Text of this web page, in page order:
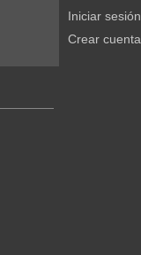
Iniciar sesión
Crear cuenta